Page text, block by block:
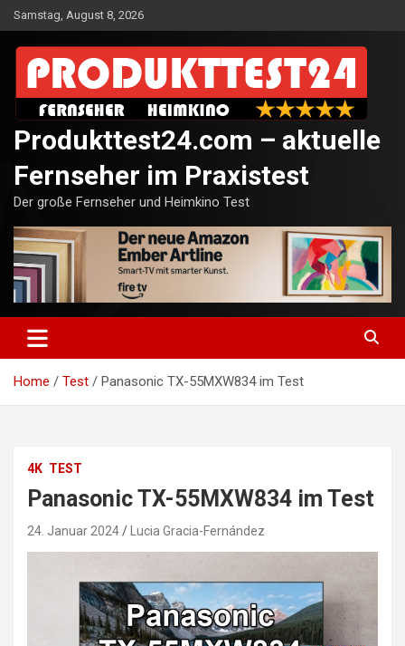
Skip
to
content
Samstag, August 8, 2026
Produkttest24.com – aktuelle
Fernseher im Praxistest
Der große Fernseher und Heimkino Test
Home Test Panasonic TX-55MXW834 im Test
4K TEST
Panasonic TX-55MXW834 im Test
24. Januar 2024 Lucia Gracia-Fernández